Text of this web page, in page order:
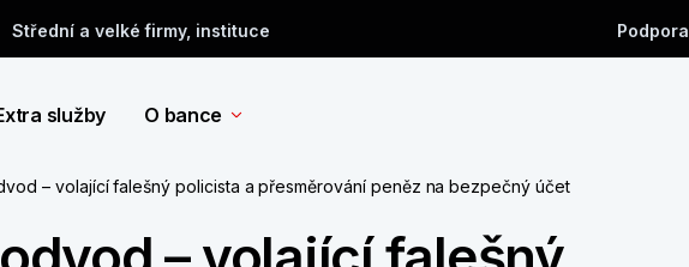
Střední a velké firmy, instituce Podpora
služby O bance
– volající falešný policista a přesměrování peněz na bezpečný účet